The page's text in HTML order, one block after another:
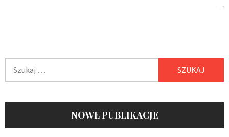
NOWE PUBLIKACJE